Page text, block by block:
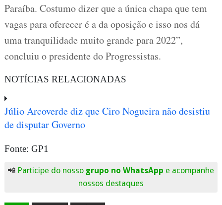
Paraíba. Costumo dizer que a única chapa que tem
vagas para oferecer é a da oposição e isso nos dá
uma tranquilidade muito grande para 2022”,
concluiu o presidente do Progressistas.
NOTÍCIAS RELACIONADAS
Júlio Arcoverde diz que Ciro Nogueira não desistiu
de disputar Governo
Fonte: GP1
📲 Participe do nosso grupo no WhatsApp e acompanhe
nossos destaques